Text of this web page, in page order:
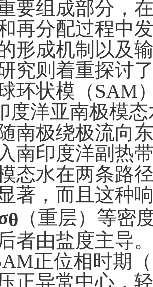
要组成部分，
再分配过程中
形成机制以及
究则着重探讨
环状模（SAM
度洋亚南极模
南极绕极流向
南印度洋副热
态水在两条路
著，而且这种
θ （重层）等密
者由盐度主导
正位相时期
正异常中心，